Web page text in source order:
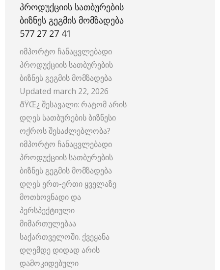
ᲞᲠᲝᲓᲣᲥᲪᲘᲘᲡ ᲡᲐᲗᲑᲣᲠᲔᲑᲘᲡ
ᲑᲘᲖᲜᲔᲡ ᲒᲔᲒᲛᲘᲡ ᲛᲝᲛᲖᲐᲓᲔᲑᲐ
577 27 27 41
იმპორტო ჩანაცვლებადი
პროდუქციის სათბურების
ბიზნეს გეგმის მომზადება
Updated march 22, 2026
ðŸŒ¿ შესავალი: რატომ არის
დღეს სათბურების ბიზნესი
ოქროს შესაძლებლობა?
იმპორტო ჩანაცვლებადი
პროდუქციის სათბურების
ბიზნეს გეგმის მომზადება
დღეს ერთ-ერთი ყველაზე
მოთხოვნადი და
პერსპექტიული
მიმართულებაა
საქართველოში. ქვეყანა
დღემდე დიდად არის
დამოკიდებული